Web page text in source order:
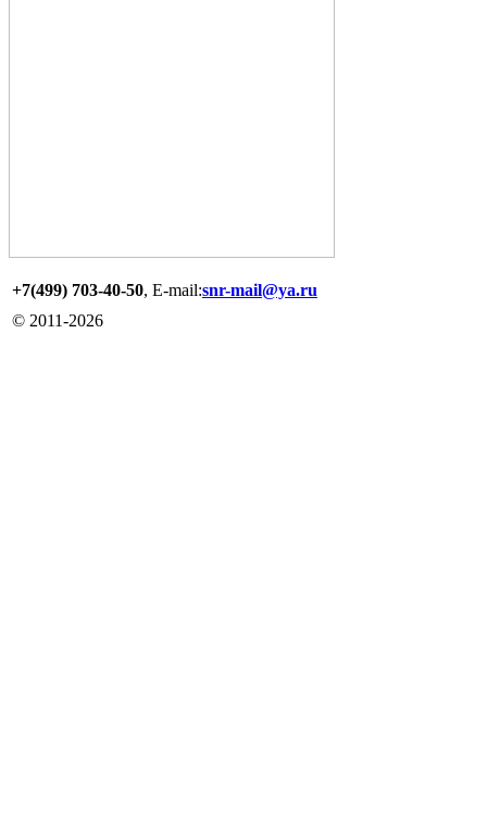
+7(499) 703-40-50, E-mail:snr-mail@ya.ru
© 2011-2026